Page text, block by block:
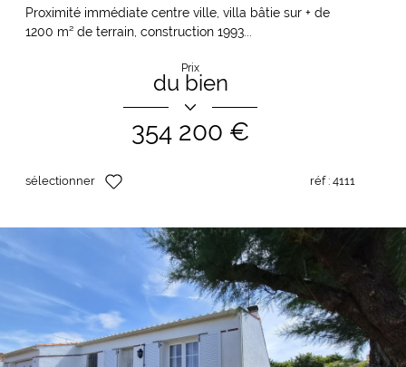
Proximité immédiate centre ville, villa bâtie sur + de
1200 m² de terrain, construction 1993...
Prix
du bien
354 200 €
sélectionner réf : 4111